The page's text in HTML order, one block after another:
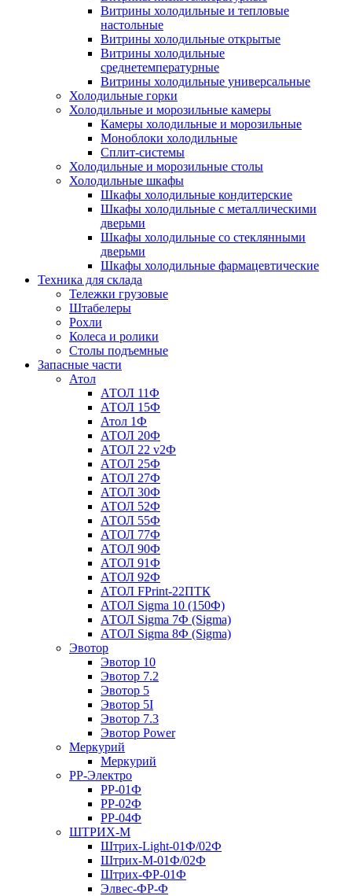
Витрины холодильные и тепловые
настольные
Витрины холодильные открытые
Витрины холодильные
среднетемпературные
Витрины холодильные универсальные
Холодильные горки
Холодильные и морозильные камеры
Камеры холодильные и морозильные
Моноблоки холодильные
Сплит-системы
Холодильные и морозильные столы
Холодильные шкафы
Шкафы холодильные кондитерские
Шкафы холодильные с металлическими
дверьми
Шкафы холодильные со стеклянными
дверьми
Шкафы холодильные фармацевтические
Техника для склада
Тележки грузовые
Штабелеры
Рохли
Колеса и ролики
Столы подъемные
Запасные части
Атол
АТОЛ 11Ф
АТОЛ 15Ф
Атол 1Ф
АТОЛ 20Ф
АТОЛ 22 v2Ф
АТОЛ 25Ф
АТОЛ 27Ф
АТОЛ 30Ф
АТОЛ 52Ф
АТОЛ 55Ф
АТОЛ 77Ф
АТОЛ 90Ф
АТОЛ 91Ф
АТОЛ 92Ф
АТОЛ FPrint-22ПТК
АТОЛ Sigma 10 (150Ф)
АТОЛ Sigma 7Ф (Sigma)
АТОЛ Sigma 8Ф (Sigma)
Эвотор
Эвотор 10
Эвотор 7.2
Эвотор 5
Эвотор 5I
Эвотор 7.3
Эвотор Power
Меркурий
Меркурий
РР-Электро
РР-01Ф
РР-02Ф
РР-04Ф
ШТРИХ-М
Штрих-Light-01Ф/02Ф
Штрих-М-01Ф/02Ф
Штрих-ФР-01Ф
Элвес-ФР-Ф